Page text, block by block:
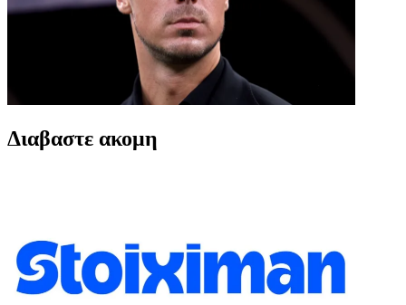
Διαβαστε ακομη